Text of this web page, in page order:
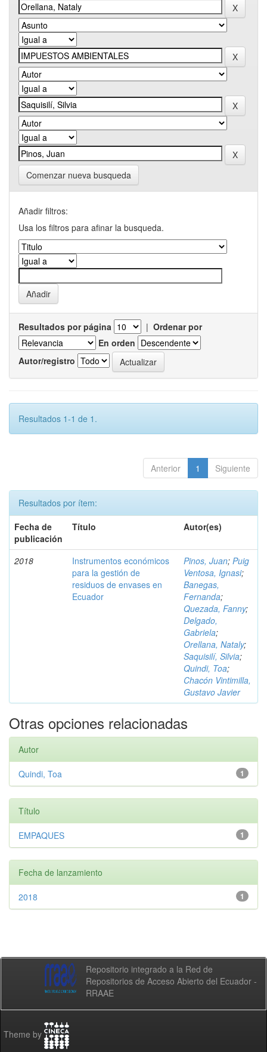
Comenzar nueva busqueda
Añadir filtros:
Usa los filtros para afinar la busqueda.
Resultados por página | Ordenar por
En orden
Autor/registro
Resultados 1-1 de 1.
Anterior 1 Siguiente
Resultados por ítem:
Fecha de
publicación
Título Autor(es)
2018
Instrumentos económicos
para la gestión de
residuos de envases en
Ecuador
Pinos, Juan; Puig
Ventosa, Ignasi;
Banegas,
Fernanda;
Quezada, Fanny;
Delgado,
Gabriela;
Orellana, Nataly;
Saquisilí, Silvia;
Quindi, Toa;
Chacón Vintimilla,
Gustavo Javier
Otras opciones relacionadas
Autor
1
Quindi, Toa
Título
1
EMPAQUES
Fecha de lanzamiento
1
2018
Repositorio integrado a la Red de
Repositorios de Acceso Abierto del Ecuador -
RRAAE
Theme by